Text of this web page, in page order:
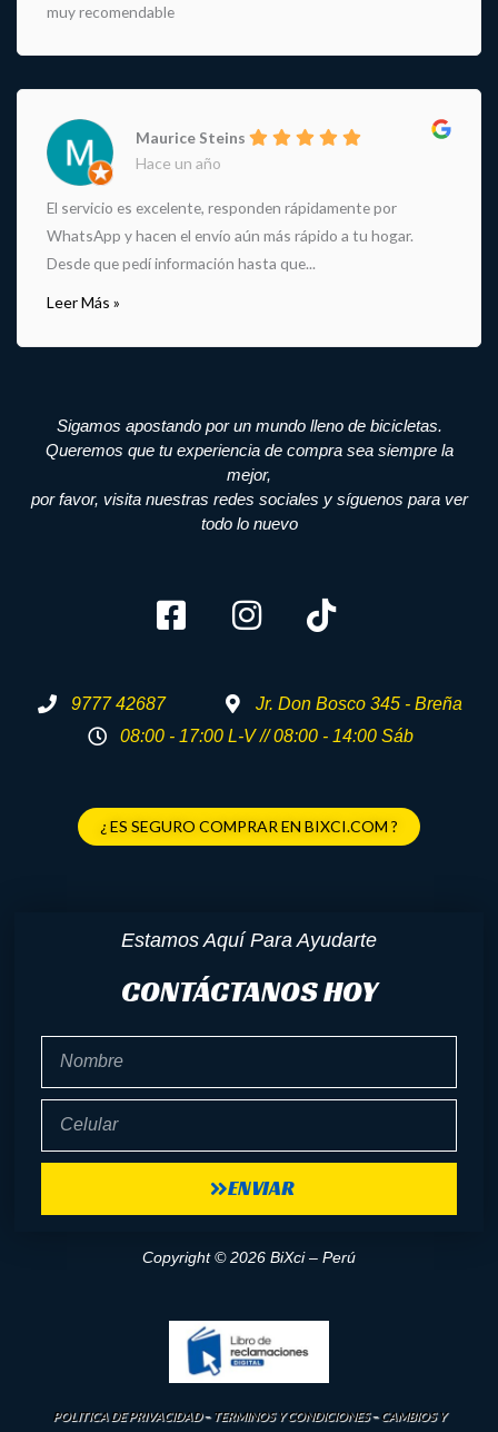
muy recomendable
Maurice Steins
Hace un año
El servicio es excelente, responden rápidamente por
WhatsApp y hacen el envío aún más rápido a tu hogar.
Desde que pedí información hasta que...
Leer Más »
Sigamos apostando por un mundo lleno de bicicletas.
Queremos que tu experiencia de compra sea siempre la
mejor,
por favor, visita nuestras redes sociales y síguenos para ver
todo lo nuevo
9777 42687
Jr. Don Bosco 345 - Breña
08:00 - 17:00 L-V // 08:00 - 14:00 Sáb
¿ ES SEGURO COMPRAR EN BIXCI.COM ?
Estamos Aquí Para Ayudarte
CONTÁCTANOS HOY
ENVIAR
Copyright © 2026 BiXci – Perú
POLITICA DE PRIVACIDAD–TERMINOS Y CONDICIONES–CAMBIOS Y